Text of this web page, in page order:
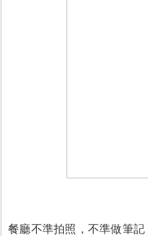
餐廳不準拍照，不準做筆